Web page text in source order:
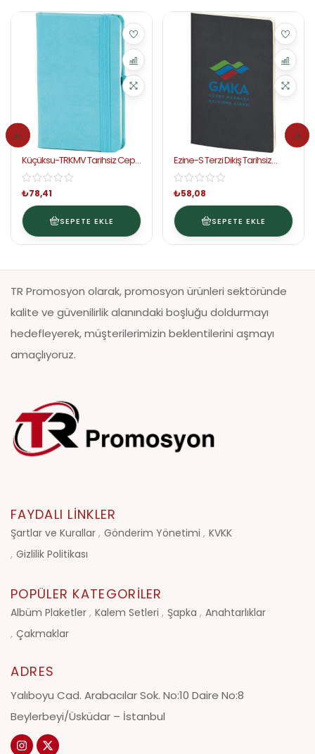
Küçüksu-TRKMV Tarihsiz Cep
Defter
₺78,41
SEPETE EKLE
Ezine-S Terzi Dikiş Tarihsiz
Defter
₺58,08
SEPETE EKLE
TR Promosyon olarak, promosyon ürünleri sektöründe
kalite ve güvenilirlik alanındaki boşluğu doldurmayı
hedefleyerek, müşterilerimizin beklentilerini aşmayı
amaçlıyoruz.
FAYDALI LINKLER
Şartlar ve Kurallar Gönderim Yönetimi
KVKK
Gizlilik Politikası
POPÜLER KATEGORILER
Albüm Plaketler Kalem Setleri Şapka
Anahtarlıklar
Çakmaklar
ADRES
Yalıboyu Cad. Arabacılar Sok. No:10 Daire No:8
Beylerbeyi/Üsküdar – İstanbul